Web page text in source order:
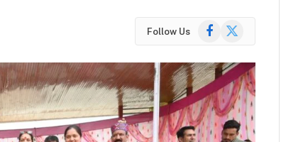
Follow Us Facebook
X